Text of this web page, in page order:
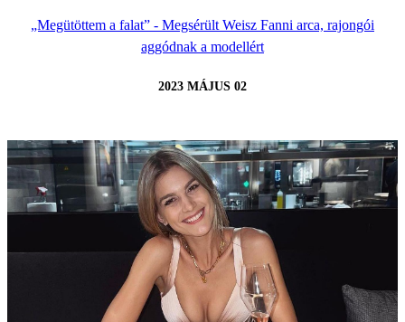
„Megütöttem a falat” - Megsérült Weisz Fanni arca, rajongói
aggódnak a modellért
2023 MÁJUS 02